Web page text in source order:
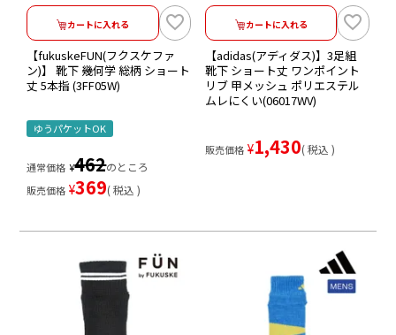
カートに入れる
【fukuskeFUN(フクスケファ
ン)】 靴下 幾何学 総柄 ショート
丈 5本指 (3FF05W)
ゆうパケットOK
通常価格 ¥462のところ
販売価格 ¥369 税込
カートに入れる
【adidas(アディダス)】3足組
靴下 ショート丈 ワンポイント
リブ 甲メッシュ ポリエステル
ムレにくい(06017WV)
販売価格 ¥1,430 税込